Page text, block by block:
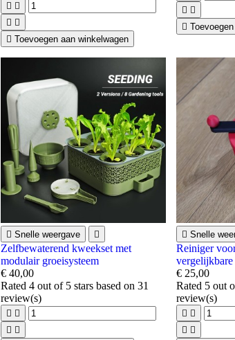
 
 
 Toevoegen aan winkelwagen
 

 Snelle weergave 
Zelfbewaterend kweekset met
modulair groeisysteem
€ 40,00
Rated4 out of 5 stars based on31
review(s)
 
 
 Snelle
Reiniger
€ 25,00
Rated 5out
review(s)
 
 